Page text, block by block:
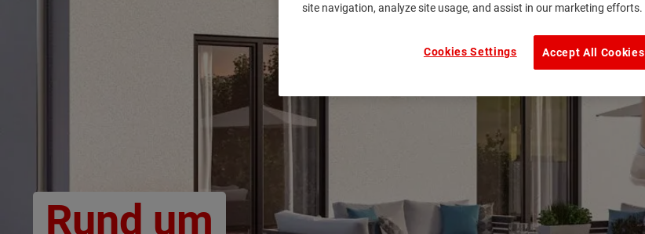
Rund um
site navigation, analyze site usage, and assist in our marketing efforts.
Accept All Cookies
Cookies Settings